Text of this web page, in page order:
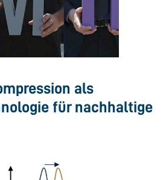
als
für nachhaltige